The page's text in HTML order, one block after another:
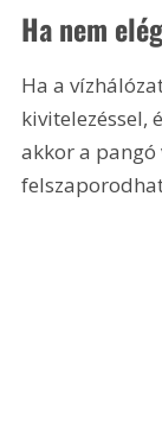
Ha nem
Ha a
kivitelezéssel,
akkor a